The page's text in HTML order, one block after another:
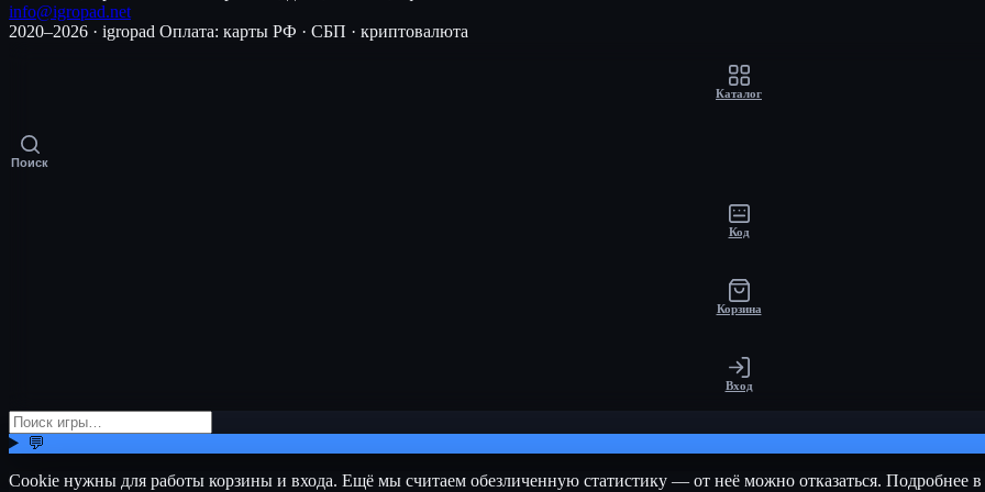
info@igropad.net
2020–2026 · igropad Оплата: карты РФ · СБП · криптовалюта
Каталог
Поиск
Код
Корзина
Вход
💬
Cookie нужны для работы корзины и входа. Ещё мы считаем обезличенную статистику — от неё можно отказаться. Подробнее в